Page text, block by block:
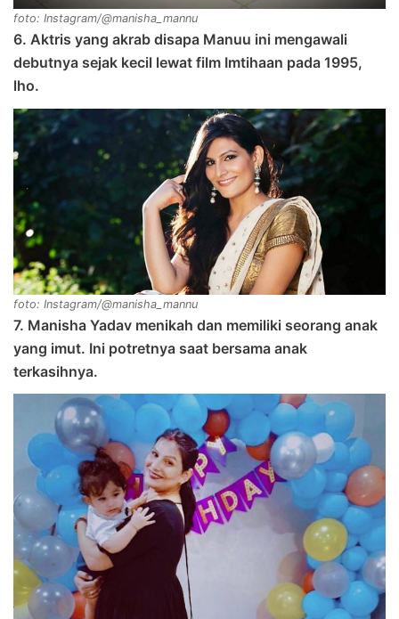
foto: Instagram/@manisha_mannu
6. Aktris yang akrab disapa Manuu ini mengawali
debutnya sejak kecil lewat film Imtihaan pada 1995,
lho.
foto: Instagram/@manisha_mannu
7. Manisha Yadav menikah dan memiliki seorang anak
yang imut. Ini potretnya saat bersama anak
terkasihnya.